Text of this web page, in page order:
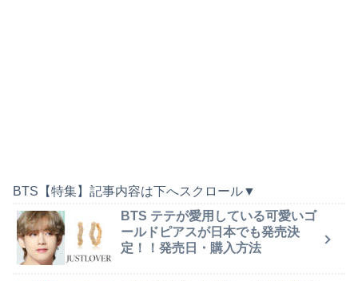
BTS【特集】記事内容は下へスクロール▼
BTS テテが愛用している可愛いゴ
ールドピアスが日本でも発売決
定！！発売日・購入方法